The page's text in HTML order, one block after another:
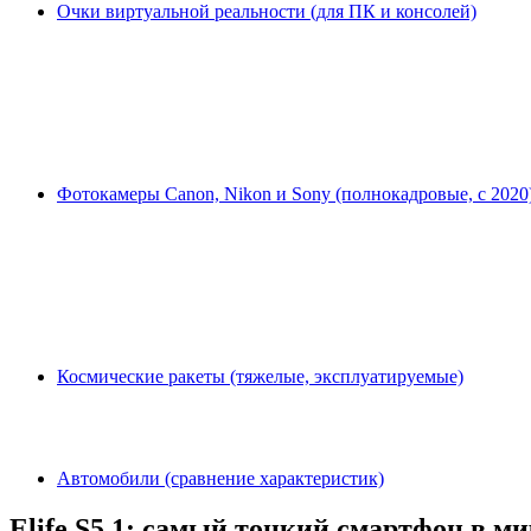
Очки виртуальной реальности (для ПК и консолей)
Фотокамеры Canon, Nikon и Sony (полнокадровые, с
Космические ракеты (тяжелые, эксплуатируемые)
Автомобили (сравнение характеристик)